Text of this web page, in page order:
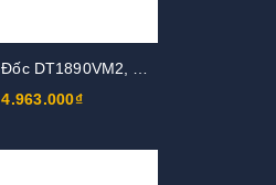
4.963.000₫